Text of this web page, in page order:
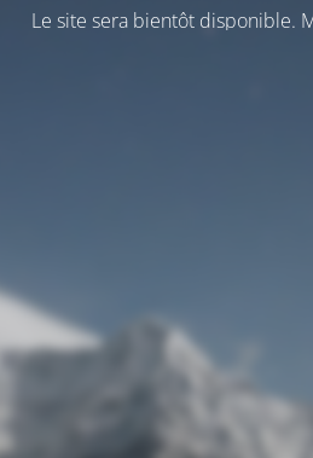
Le site sera bientôt disponible.